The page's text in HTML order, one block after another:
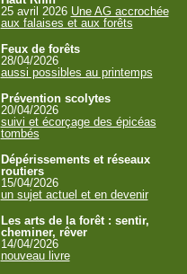
25 avril 2026 Une AG accrochée
aux falaises et aux forêts
Feux de forêts
28/04/2026
aussi possibles au printemps
Prévention scolytes
20/04/2026
suivi et écorçage des épicéas
tombés
Dépérissements et réseaux
routiers
15/04/2026
un sujet actuel et en devenir
Les arts de la forêt : sentir,
cheminer, rêver
14/04/2026
nouveau livre